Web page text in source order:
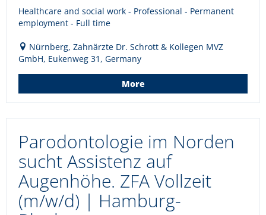
Healthcare and social work - Professional - Permanent
employment - Full time
Nürnberg, Zahnärzte Dr. Schrott & Kollegen MVZ
GmbH, Eukenweg 31, Germany
More
Parodontologie im Norden
sucht Assistenz auf
Augenhöhe. ZFA Vollzeit
(m/w/d) | Hamburg-